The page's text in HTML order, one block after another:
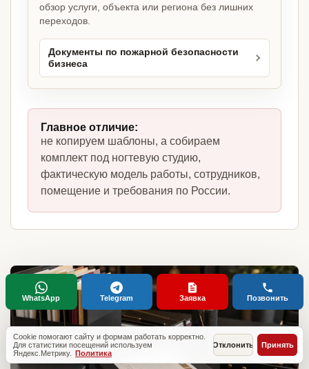
обзор услуги, объекта или региона без лишних
переходов.
Документы по пожарной безопасности
бизнеса
Главное отличие:
не копируем шаблоны, а собираем
комплект под ногтевую студию,
фактическую модель работы, сотрудников,
помещение и требования по России.
Cookie помогают сайту и формам работать корректно.
Для статистики посещений используем
Яндекс.Метрику. Политика
Отклонить Принять
WhatsApp Telegram Заявка Позвонить